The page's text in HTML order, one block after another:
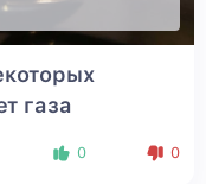
газа
0 0